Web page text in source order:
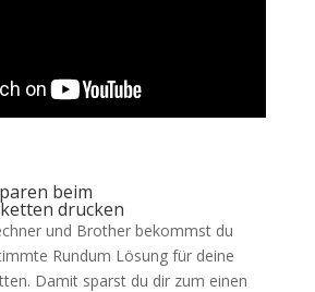
beim
drucken
und Brother bekommst du
Rundum Lösung für deine
Damit sparst du dir zum einen